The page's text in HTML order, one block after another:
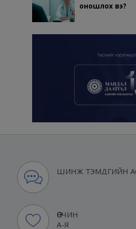
оношлох вэ?
ШИНЖ ТЭМДГИЙН
ӨВЧИН
А-Я